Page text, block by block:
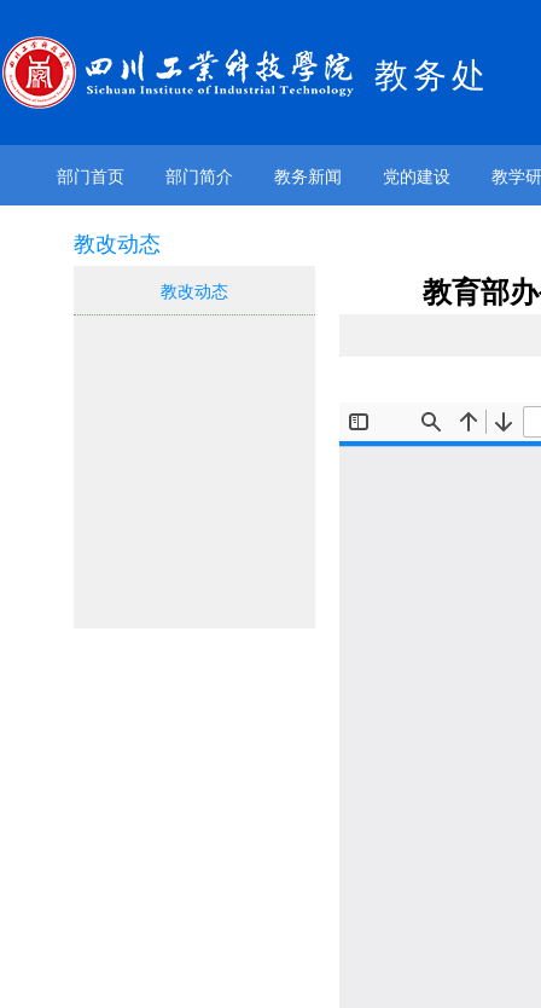
教务处
部门首页 部门简介 教务新闻 党的建设 教学
教改动态
教改动态 教育部